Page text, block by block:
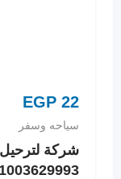
EGP 22
سياحه وسفر
شركة لترحيل